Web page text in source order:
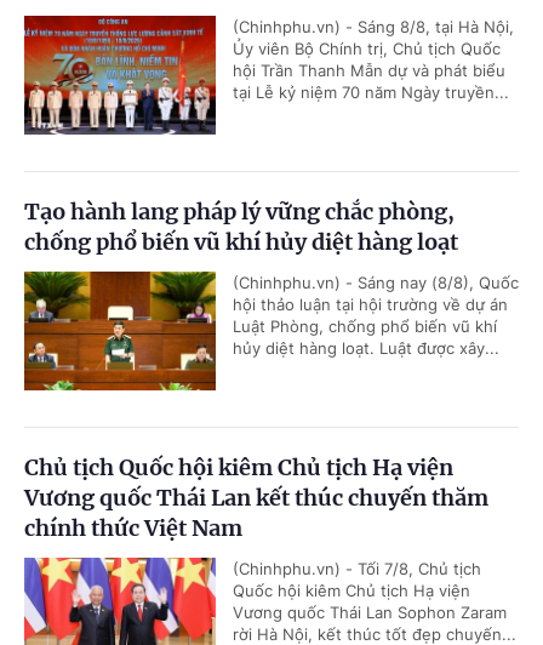
(Chinhphu.vn) - Sáng 8/8, tại Hà Nội,
Ủy viên Bộ Chính trị, Chủ tịch Quốc
hội Trần Thanh Mẫn dự và phát biểu
tại Lễ kỷ niệm 70 năm Ngày truyền...
Tạo hành lang pháp lý vững chắc phòng,
chống phổ biến vũ khí hủy diệt hàng loạt
(Chinhphu.vn) - Sáng nay (8/8), Quốc
hội thảo luận tại hội trường về dự án
Luật Phòng, chống phổ biến vũ khí
hủy diệt hàng loạt. Luật được xây...
Chủ tịch Quốc hội kiêm Chủ tịch Hạ viện
Vương quốc Thái Lan kết thúc chuyến thăm
chính thức Việt Nam
(Chinhphu.vn) - Tối 7/8, Chủ tịch
Quốc hội kiêm Chủ tịch Hạ viện
Vương quốc Thái Lan Sophon Zaram
rời Hà Nội, kết thúc tốt đẹp chuyến...